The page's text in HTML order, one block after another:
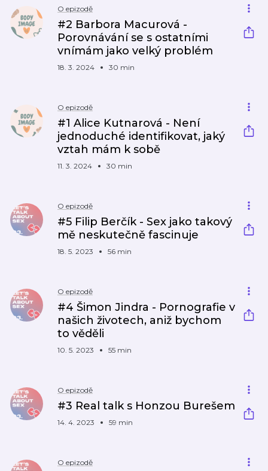
O epizodě
#2 Barbora Macurová -
Porovnávání se s ostatními
vnímám jako velký problém
18. 3. 2024 30 min
O epizodě
#1 Alice Kutnarová - Není
jednoduché identifikovat, jaký
vztah mám k sobě
11. 3. 2024 30 min
O epizodě
#5 Filip Berčík - Sex jako takový
mě neskutečně fascinuje
18. 5. 2023 56 min
O epizodě
#4 Šimon Jindra - Pornografie v
našich životech, aniž bychom
to věděli
10. 5. 2023 55 min
O epizodě
#3 Real talk s Honzou Burešem
14. 4. 2023 59 min
O epizodě